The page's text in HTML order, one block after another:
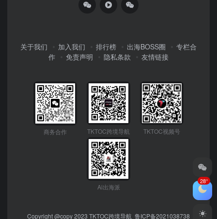
关于我们 加入我们 排行榜 出海BOSS圈
专栏合
作
免责声明 隐私条款 友情链接
商务合作 TKTOC跨境导航 TKTOC视频号
Ai出海派
Copyright @copy 2023 TKTOC跨境导航 鲁ICP备2021038738
28°